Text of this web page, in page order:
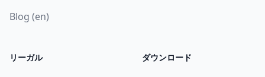
Blog (en)
リーガル ダウンロード